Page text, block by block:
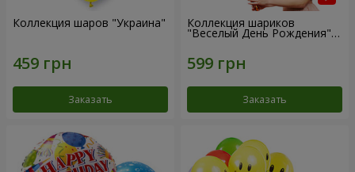
Коллекция шаров "Украина"
Заказать
Коллекция шариков
"Веселый День Рождения" -
7 шариков
Заказать